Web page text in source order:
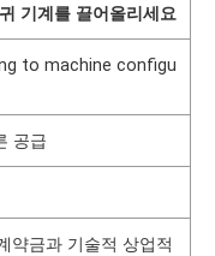
기계를 끌어올리세요
to machine configu
공급
약금과 기술적 상업적